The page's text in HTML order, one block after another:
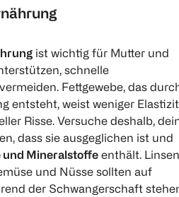
ist wichtig für Mutter und
schnelle
Fettgewebe, das
entsteht, weist weniger
Risse. Versuche deshalb,
dass sie ausgeglichen ist und
und Mineralstoffe enthält.
und Nüsse sollten auf
der Schwangerschaft